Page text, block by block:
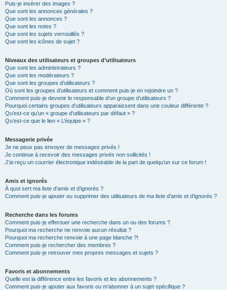
Puis-je insérer des images ?
Que sont les annonces générales ?
Que sont les annonces ?
Que sont les notes ?
Que sont les sujets verrouillés ?
Que sont les icônes de sujet ?
Niveaux des utilisateurs et groupes d’utilisateurs
Que sont les administrateurs ?
Que sont les modérateurs ?
Que sont les groupes d’utilisateurs ?
Où sont les groupes d’utilisateurs et comment puis-je en rejoindre un ?
Comment puis-je devenir le responsable d’un groupe d’utilisateurs ?
Pourquoi certains groupes d’utilisateurs apparaissent dans une couleur différente ?
Qu’est-ce qu’un « groupe d’utilisateurs par défaut » ?
Qu’est-ce que le lien « L’équipe » ?
Messagerie privée
Je ne peux pas envoyer de messages privés !
Je continue à recevoir des messages privés non sollicités !
J’ai reçu un courrier électronique indésirable de la part de quelqu’un sur ce forum !
Amis et ignorés
À quoi sert ma liste d’amis et d’ignorés ?
Comment puis-je ajouter ou supprimer des utilisateurs de ma liste d’amis et d’ignorés ?
Recherche dans les forums
Comment puis-je effectuer une recherche dans un ou des forums ?
Pourquoi ma recherche ne renvoie aucun résultat ?
Pourquoi ma recherche renvoie à une page blanche ?!
Comment puis-je rechercher des membres ?
Comment puis-je retrouver mes propres messages et sujets ?
Favoris et abonnements
Quelle est la différence entre les favoris et les abonnements ?
Comment puis-je ajouter aux favoris ou m’abonner à un sujet spécifique ?